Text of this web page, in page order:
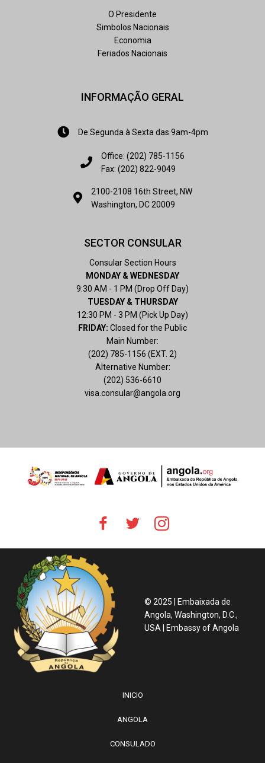
O Presidente
Simbolos Nacionais
Economia
Feriados Nacionais
INFORMAÇÃO GERAL
De Segunda à Sexta das 9am-4pm
Office: (202) 785-1156
Fax: (202) 822-9049
2100-2108 16th Street, NW
Washington, DC 20009
SECTOR CONSULAR
Consular Section Hours
MONDAY & WEDNESDAY
9:30 AM - 1 PM (Drop Off Day)
TUESDAY & THURSDAY
12:30 PM - 3 PM (Pick Up Day)
FRIDAY: Closed for the Public
Main Number:
(202) 785-1156 (EXT. 2)
Alternative Number:
(202) 536-6610
visa.consular@angola.org
© 2025 | Embaixada de
Angola, Washington, D.C.,
USA | Embassy of Angola
INICIO
ANGOLA
CONSULADO